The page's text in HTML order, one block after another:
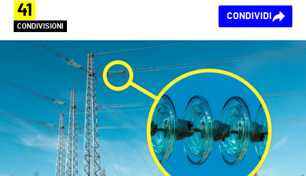
41
CONDIVISIONI
CONDIVIDI